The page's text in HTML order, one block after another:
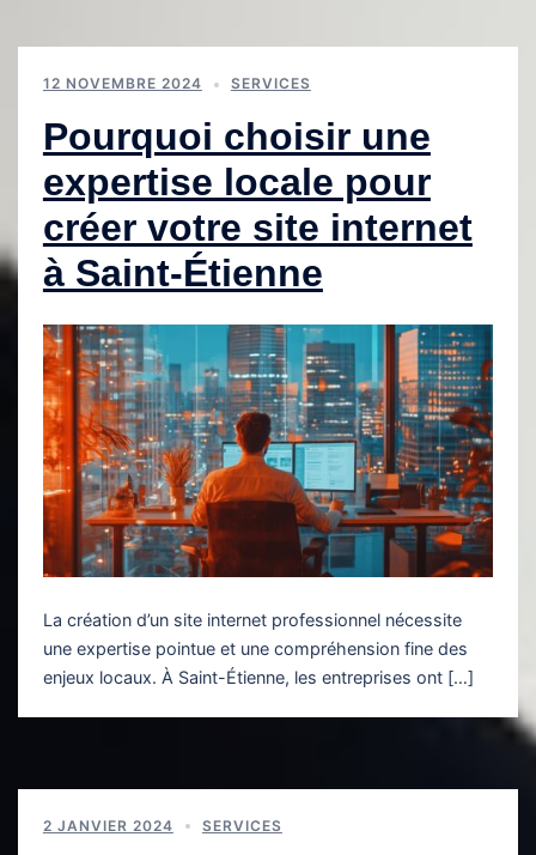
12 NOVEMBRE 2024 SERVICES
Pourquoi choisir une
expertise locale pour
créer votre site internet
à Saint-Étienne
La création d’un site internet professionnel nécessite
une expertise pointue et une compréhension fine des
enjeux locaux. À Saint-Étienne, les entreprises ont […]
2 JANVIER 2024 SERVICES